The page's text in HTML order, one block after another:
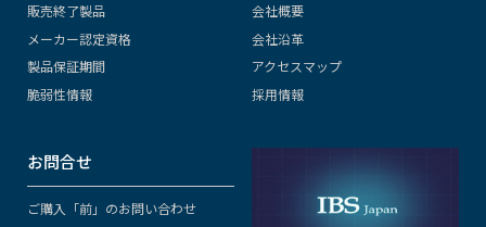
販売終了製品
メーカー認定資格
製品保証期間
脆弱性情報
会社概要
会社沿革
アクセスマップ
採用情報
お問合せ
ご購入「前」のお問い合わせ